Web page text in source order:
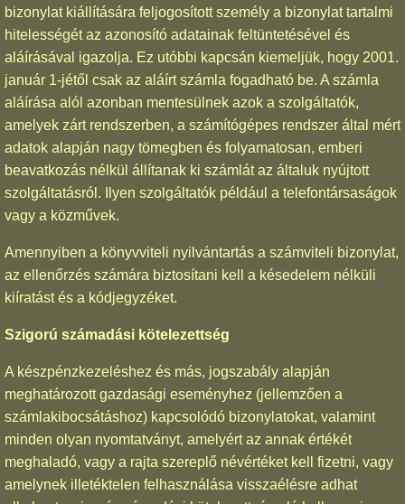
bizonylat kiállítására feljogosított személy a bizonylat tartalmi
hitelességét az azonosító adatainak feltüntetésével és
aláírásával igazolja. Ez utóbbi kapcsán kiemeljük, hogy 2001.
január 1-jétől csak az aláírt számla fogadható be. A számla
aláírása alól azonban mentesülnek azok a szolgáltatók,
amelyek zárt rendszerben, a számítógépes rendszer által mért
adatok alapján nagy tömegben és folyamatosan, emberi
beavatkozás nélkül állítanak ki számlát az általuk nyújtott
szolgáltatásról. Ilyen szolgáltatók például a telefontársaságok
vagy a közművek.
Amennyiben a könyvviteli nyilvántartás a számviteli bizonylat,
az ellenőrzés számára biztosítani kell a késedelem nélküli
kiíratást és a kódjegyzéket.
Szigorú számadási kötelezettség
A készpénzkezeléshez és más, jogszabály alapján
meghatározott gazdasági eseményhez (jellemzően a
számlakibocsátáshoz) kapcsolódó bizonylatokat, valamint
minden olyan nyomtatványt, amelyért az annak értékét
meghaladó, vagy a rajta szereplő névértéket kell fizetni, vagy
amelynek illetéktelen felhasználása visszaélésre adhat